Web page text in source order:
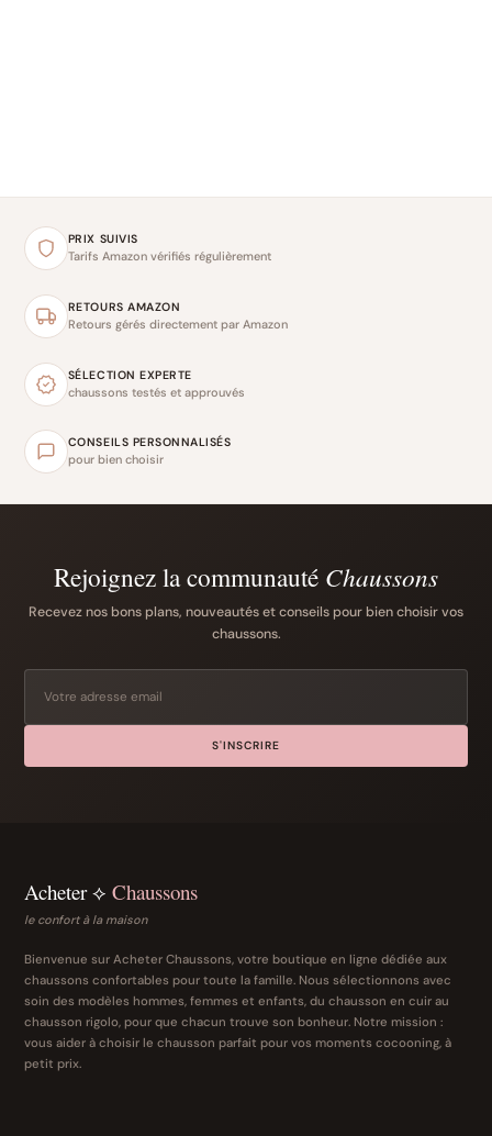
PRIX SUIVIS
Tarifs Amazon vérifiés régulièrement
RETOURS AMAZON
Retours gérés directement par Amazon
SÉLECTION EXPERTE
chaussons testés et approuvés
CONSEILS PERSONNALISÉS
pour bien choisir
Rejoignez la communauté Chaussons
Recevez nos bons plans, nouveautés et conseils pour bien choisir vos
chaussons.
S'INSCRIRE
Acheter ⟡ Chaussons
le confort à la maison
Bienvenue sur Acheter Chaussons, votre boutique en ligne dédiée aux
chaussons confortables pour toute la famille. Nous sélectionnons avec
soin des modèles hommes, femmes et enfants, du chausson en cuir au
chausson rigolo, pour que chacun trouve son bonheur. Notre mission :
vous aider à choisir le chausson parfait pour vos moments cocooning, à
petit prix.